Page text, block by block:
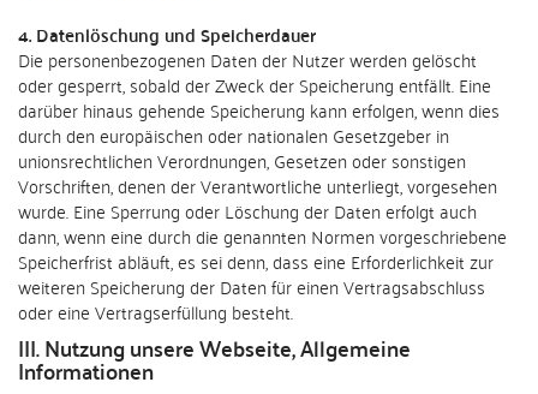
4. Datenlöschung und Speicherdauer
Die personenbezogenen Daten der Nutzer werden gelöscht
oder gesperrt, sobald der Zweck der Speicherung entfällt. Eine
darüber hinaus gehende Speicherung kann erfolgen, wenn dies
durch den europäischen oder nationalen Gesetzgeber in
unionsrechtlichen Verordnungen, Gesetzen oder sonstigen
Vorschriften, denen der Verantwortliche unterliegt, vorgesehen
wurde. Eine Sperrung oder Löschung der Daten erfolgt auch
dann, wenn eine durch die genannten Normen vorgeschriebene
Speicherfrist abläuft, es sei denn, dass eine Erforderlichkeit zur
weiteren Speicherung der Daten für einen Vertragsabschluss
oder eine Vertragserfüllung besteht.
III. Nutzung unsere Webseite, Allgemeine
Informationen